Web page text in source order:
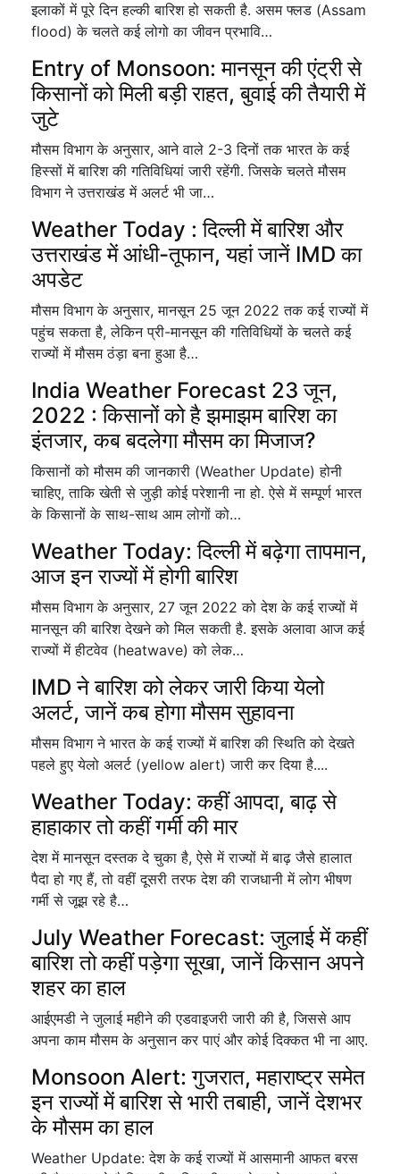
इलाकों में पूरे दिन हल्की बारिश हो सकती है. असम फ्लड (Assam
flood) के चलते कई लोगो का जीवन प्रभावि…
Entry of Monsoon: मानसून की एंट्री से
किसानों को मिली बड़ी राहत, बुवाई की तैयारी में
जुटे
मौसम विभाग के अनुसार, आने वाले 2-3 दिनों तक भारत के कई
हिस्सों में बारिश की गतिविधियां जारी रहेंगी. जिसके चलते मौसम
विभाग ने उत्तराखंड में अलर्ट भी जा…
Weather Today : दिल्ली में बारिश और
उत्तराखंड में आंधी-तूफान, यहां जानें IMD का
अपडेट
मौसम विभाग के अनुसार, मानसून 25 जून 2022 तक कई राज्यों में
पहुंच सकता है, लेकिन प्री-मानसून की गतिविधियों के चलते कई
राज्यों में मौसम ठंड़ा बना हुआ है…
India Weather Forecast 23 जून,
2022 : किसानों को है झमाझम बारिश का
इंतजार, कब बदलेगा मौसम का मिजाज?
किसानों को मौसम की जानकारी (Weather Update) होनी
चाहिए, ताकि खेती से जुड़ी कोई परेशानी ना हो. ऐसे में सम्पूर्ण भारत
के किसानों के साथ-साथ आम लोगों को…
Weather Today: दिल्ली में बढ़ेगा तापमान,
आज इन राज्यों में होगी बारिश
मौसम विभाग के अनुसार, 27 जून 2022 को देश के कई राज्यों में
मानसून की बारिश देखने को मिल सकती है. इसके अलावा आज कई
राज्यों में हीटवेव (heatwave) को लेक…
IMD ने बारिश को लेकर जारी किया येलो
अलर्ट, जानें कब होगा मौसम सुहावना
मौसम विभाग ने भारत के कई राज्यों में बारिश की स्थिति को देखते
पहले हुए येलो अलर्ट (yellow alert) जारी कर दिया है....
Weather Today: कहीं आपदा, बाढ़ से
हाहाकार तो कहीं गर्मी की मार
देश में मानसून दस्तक दे चुका है, ऐसे में राज्यों में बाढ़ जैसे हालात
पैदा हो गए हैं, तो वहीं दूसरी तरफ देश की राजधानी में लोग भीषण
गर्मी से जूझ रहे है…
July Weather Forecast: जुलाई में कहीं
बारिश तो कहीं पड़ेगा सूखा, जानें किसान अपने
शहर का हाल
आईएमडी ने जुलाई महीने की एडवाइजरी जारी की है, जिससे आप
अपना काम मौसम के अनुसान कर पाएं और कोई दिक्कत भी ना आए.
Monsoon Alert: गुजरात, महाराष्ट्र समेत
इन राज्यों में बारिश से भारी तबाही, जानें देशभर
के मौसम का हाल
Weather Update: देश के कई राज्यों में आसमानी आफत बरस